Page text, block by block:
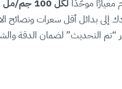
معيارًا موحّدًا لكل 100 جم/مل
إلى بدائل أقل سعرات ونصائح